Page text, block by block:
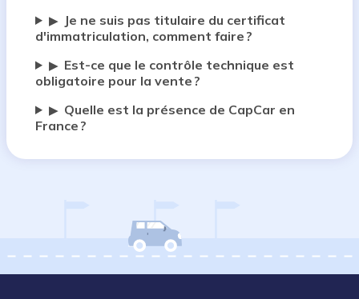
▶
Je ne suis pas titulaire du certificat
d'immatriculation, comment faire ?
▶ Est-ce que le contrôle technique est
obligatoire pour la vente ?
▶ Quelle est la présence de CapCar en
France ?